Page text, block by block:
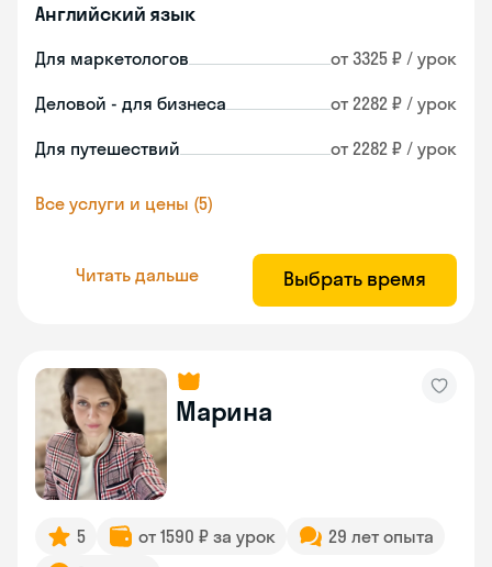
Английский язык
Для маркетологов от 3325 ₽ / урок
Деловой - для бизнеса от 2282 ₽ / урок
Для путешествий от 2282 ₽ / урок
Все услуги и цены (5)
Читать дальше Выбрать время
Марина
5 от 1590 ₽ за урок
29 лет опыта